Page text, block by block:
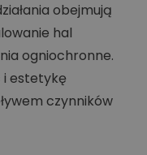
obejmują
hal
ogniochronne.
i estetykę
czynników